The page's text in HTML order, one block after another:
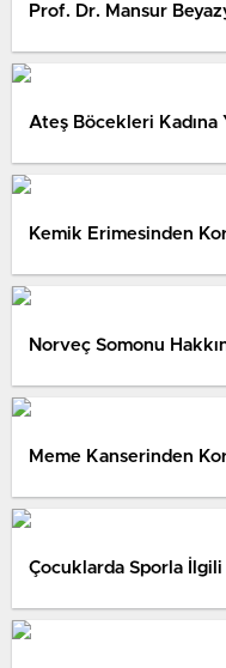
Prof. Dr. Mansur
Ateş Böcekleri Kadına
Kemik Erimesinden
Norveç Somonu
Meme Kanserinden
Çocuklarda Sporla İlgili